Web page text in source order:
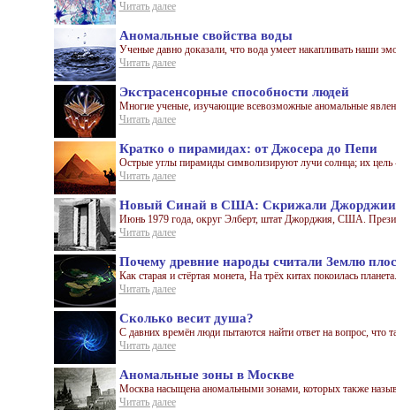
Читать далее
Аномальные свойства воды
Ученые давно доказали, что вода умеет накапливать наши
Читать далее
Экстрасенсорные способности людей
Многие ученые, изучающие всевозможные аномальные
Читать далее
Кратко о пирамидах: от Джосера до Пепи
Острые углы пирамиды символизируют лучи солнца; их цель
Читать далее
Новый Синай в США: Скрижали Джорджии –
Июнь 1979 года, округ Элберт, штат Джорджия, США.
Читать далее
Почему древние народы считали Землю
Как старая и стёртая монета, На трёх китах покоилась
Читать далее
Сколько весит душа?
С давних времён люди пытаются найти ответ на вопрос, что
Читать далее
Аномальные зоны в Москве
Москва насыщена аномальными зонами, которых также
Читать далее